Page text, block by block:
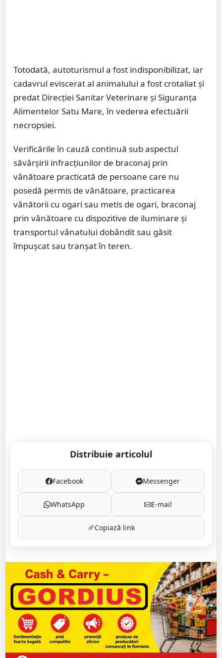
Totodată, autoturismul a fost indisponibilizat, iar
cadavrul eviscerat al animalului a fost crotaliat și
predat Direcției Sanitar Veterinare și Siguranța
Alimentelor Satu Mare, în vederea efectuării
necropsiei.
Verificările în cauză continuă sub aspectul
săvârșirii infracțiunilor de braconaj prin
vânătoare practicată de persoane care nu
posedă permis de vânătoare, practicarea
vânătorii cu ogari sau metis de ogari, braconaj
prin vânătoare cu dispozitive de iluminare și
transportul vânatului dobândit sau găsit
împușcat sau tranșat în teren.
Distribuie articolul
Facebook Messenger
WhatsApp E-mail
Copiază link